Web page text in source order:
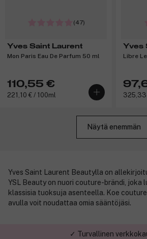
(47)
Yves Saint Laurent
Mon Paris Eau De Parfum 50 ml
110,55 €
221,10 € / 100ml
Yves
Libre
325,33
Näytä enemmän
Yves Saint Laurent Beautylla on
YSL Beauty on nuori couture-brändi, joka
klassisia tuoksuja asenteella. Koe
avulla voit noudattaa omia sääntöjäsi.
✓ Turvallinen